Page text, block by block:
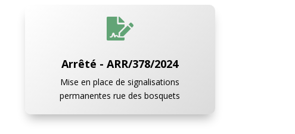

Arrêté - ARR/378/2024
Mise en place de signalisations
permanentes rue des bosquets